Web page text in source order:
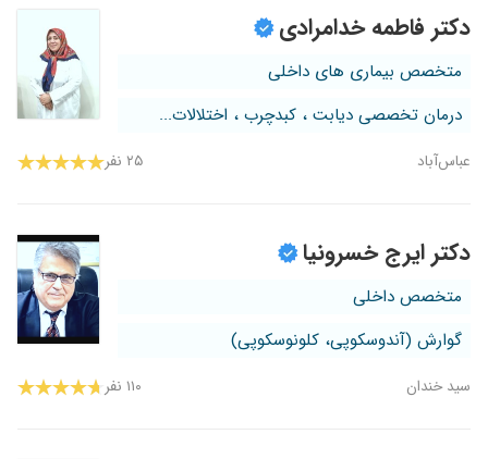
دکتر فاطمه خدامرادی
متخصص بیماری های داخلی
درمان تخصصی دیابت ، کبدچرب ، اختلالات...
عباس‌آباد ۲۵ نفر
دکتر ایرج خسرونیا
متخصص داخلی
گوارش (آندوسکوپی، کلونوسکوپی)
سید خندان ۱۱۰ نفر